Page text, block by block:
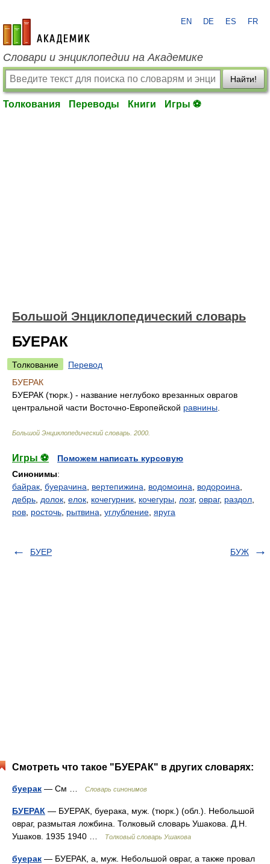
academic.ru
EN DE ES FR
Словари и энциклопедии на Академике
Найти!
Толкования Переводы Книги Игры ⚽
Большой Энциклопедический словарь
БУЕРАК
Толкование
Перевод
БУЕРАК
БУЕРАК (тюрк.) - название неглубоко врезанных оврагов
центральной части Восточно-Европейской равнины
Большой Энциклопедический словарь 2000
Игры ⚽
Поможем написать курсовую
Синонимы:
байрак буерачина вертепижина водомоина водороина
дебрь долок елок кочегурник кочегуры лозг, овраг, раздол
ров росточь рытвина углубление яруга
БУЕР БУЖ
Смотреть что такое "БУЕРАК" в других словарях:
буерак — См … Словарь синонимов
БУЕРАК — БУЕРАК, буерака, муж. (тюрк.) (обл.). Небольшой
овраг, размытая ложбина. Толковый словарь Ушакова. Д.Н.
Ушаков. 1935 1940 …
Толковый словарь Ушакова
буерак — БУЕРАК, а, муж. Небольшой овраг, а также провал